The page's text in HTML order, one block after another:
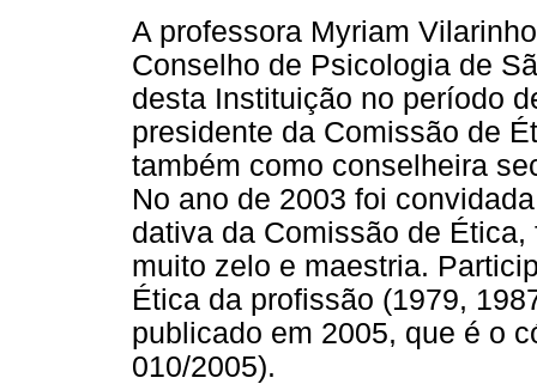
A professora Myriam
Conselho de Psicologia de
desta Instituição no período
presidente da Comissão de
também como conselheira
No ano de 2003 foi
dativa da Comissão de
muito zelo e maestria.
Ética da profissão (1979,
publicado em 2005, que é o
010/2005).